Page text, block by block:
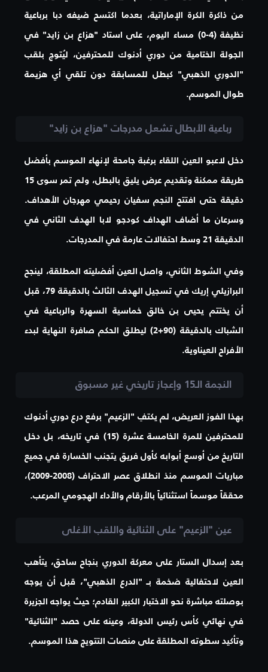
من ذاكرة الكرة الإماراتية، بعدما اكتسح ضيفه دبا برباعية
نظيفة (4-0) مساء اليوم، على استاد "هزاع بن زايد" في
الجولة الختامية من دوري أدنوك للمحترفين، ليُتوج بلقب
"الدوري الذهبي" كبطل للمسابقة دون تلقي أي هزيمة
طوال الموسم.
رباعية الأبطال تشعل مدرجات "هزاع بن زايد"
دخل لاعبو العين اللقاء برغبة جامحة لإنهاء الموسم بأفضل
طريقة ممكنة وتقديم عرض يليق بالبطل، ولم تمر سوى 15
دقيقة حتى افتتح النجم سفيان رحيمي مهرجان الأهداف.
وسرعان ما أضاف الهدافكودجو لابا الهدف الثاني في
الدقيقة 21 وسط احتفالات عارمة في المدرجات.
وفي الشوط الثاني، واصل العين أفضليته المطلقة، لينجح
البرازيلي إريك في تسجيل الهدف الثالث بالدقيقة 79، قبل
أن يختتم يحيى بن خالق خماسية السهرة والرباعية في
الشباك بالدقيقة (90+2) ليطلق الحكم صافرة النهاية لبدء
الأفراح العيناوية.
النجمة الـ15 وإعجاز تاريخي غير مسبوق
بهذا الفوز العريض، لم يكتفِ "الزعيم" برفع درع دوري أدنوك
للمحترفين للمرة الخامسة عشرة (15) في تاريخه، بل دخل
التاريخ من أوسع أبوابه كأول فريق يتجنب الخسارة في جميع
مباريات الموسم منذ انطلاق عصر الاحتراف (2008-2009)،
محققاً موسماً استثنائياً بالأرقام والأداء الهجومي المرعب.
عين "الزعيم" على الثنائية واللقب الأغلى
بعد إسدال الستار على معركة الدوري بنجاح ساحق، يتأهب
العين لاحتفالية ضخمة بـ "الدرع الذهبي"، قبل أن يوجه
بوصلته مباشرة نحو الاختبار الكبير القادم؛ حيث يواجه الجزيرة
في نهائي كأس رئيس الدولة، وعينه على حصد "الثنائية"
وتأكيد سطوته المطلقة على منصات التتويج هذا الموسم.